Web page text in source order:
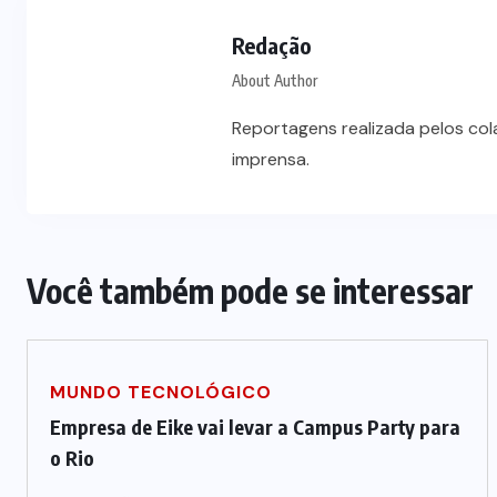
Redação
About Author
Reportagens realizada pelos
imprensa.
Você também pode se interessar
MUNDO TECNOLÓGICO
Empresa de Eike vai levar a Campus Party para
o Rio
mais alta honraria da Rotam em
Cuiabá
7 DE AGOSTO DE 2026